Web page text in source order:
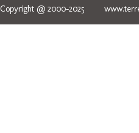
Copyright @ 2000-2025